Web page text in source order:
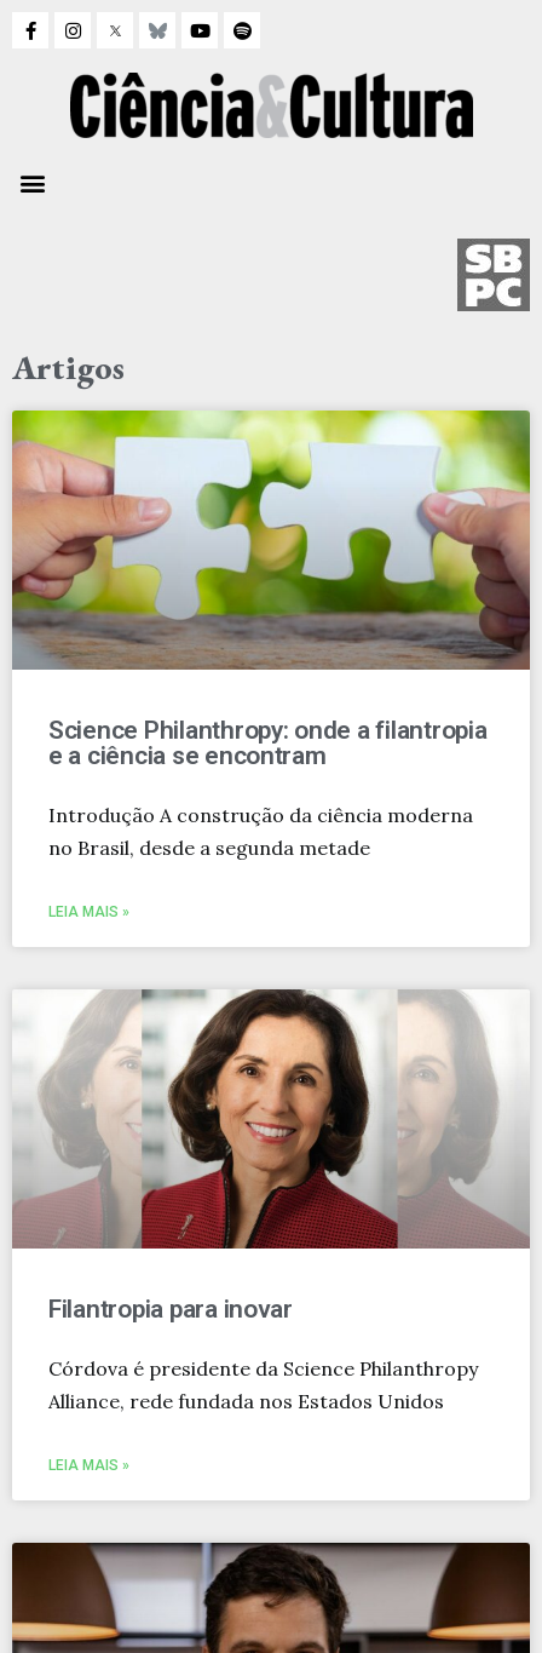
Artigos
Science Philanthropy: onde a filantropia
e a ciência se encontram
Introdução A construção da ciência moderna
no Brasil, desde a segunda metade
LEIA MAIS »
Filantropia para inovar
Córdova é presidente da Science Philanthropy
Alliance, rede fundada nos Estados Unidos
LEIA MAIS »